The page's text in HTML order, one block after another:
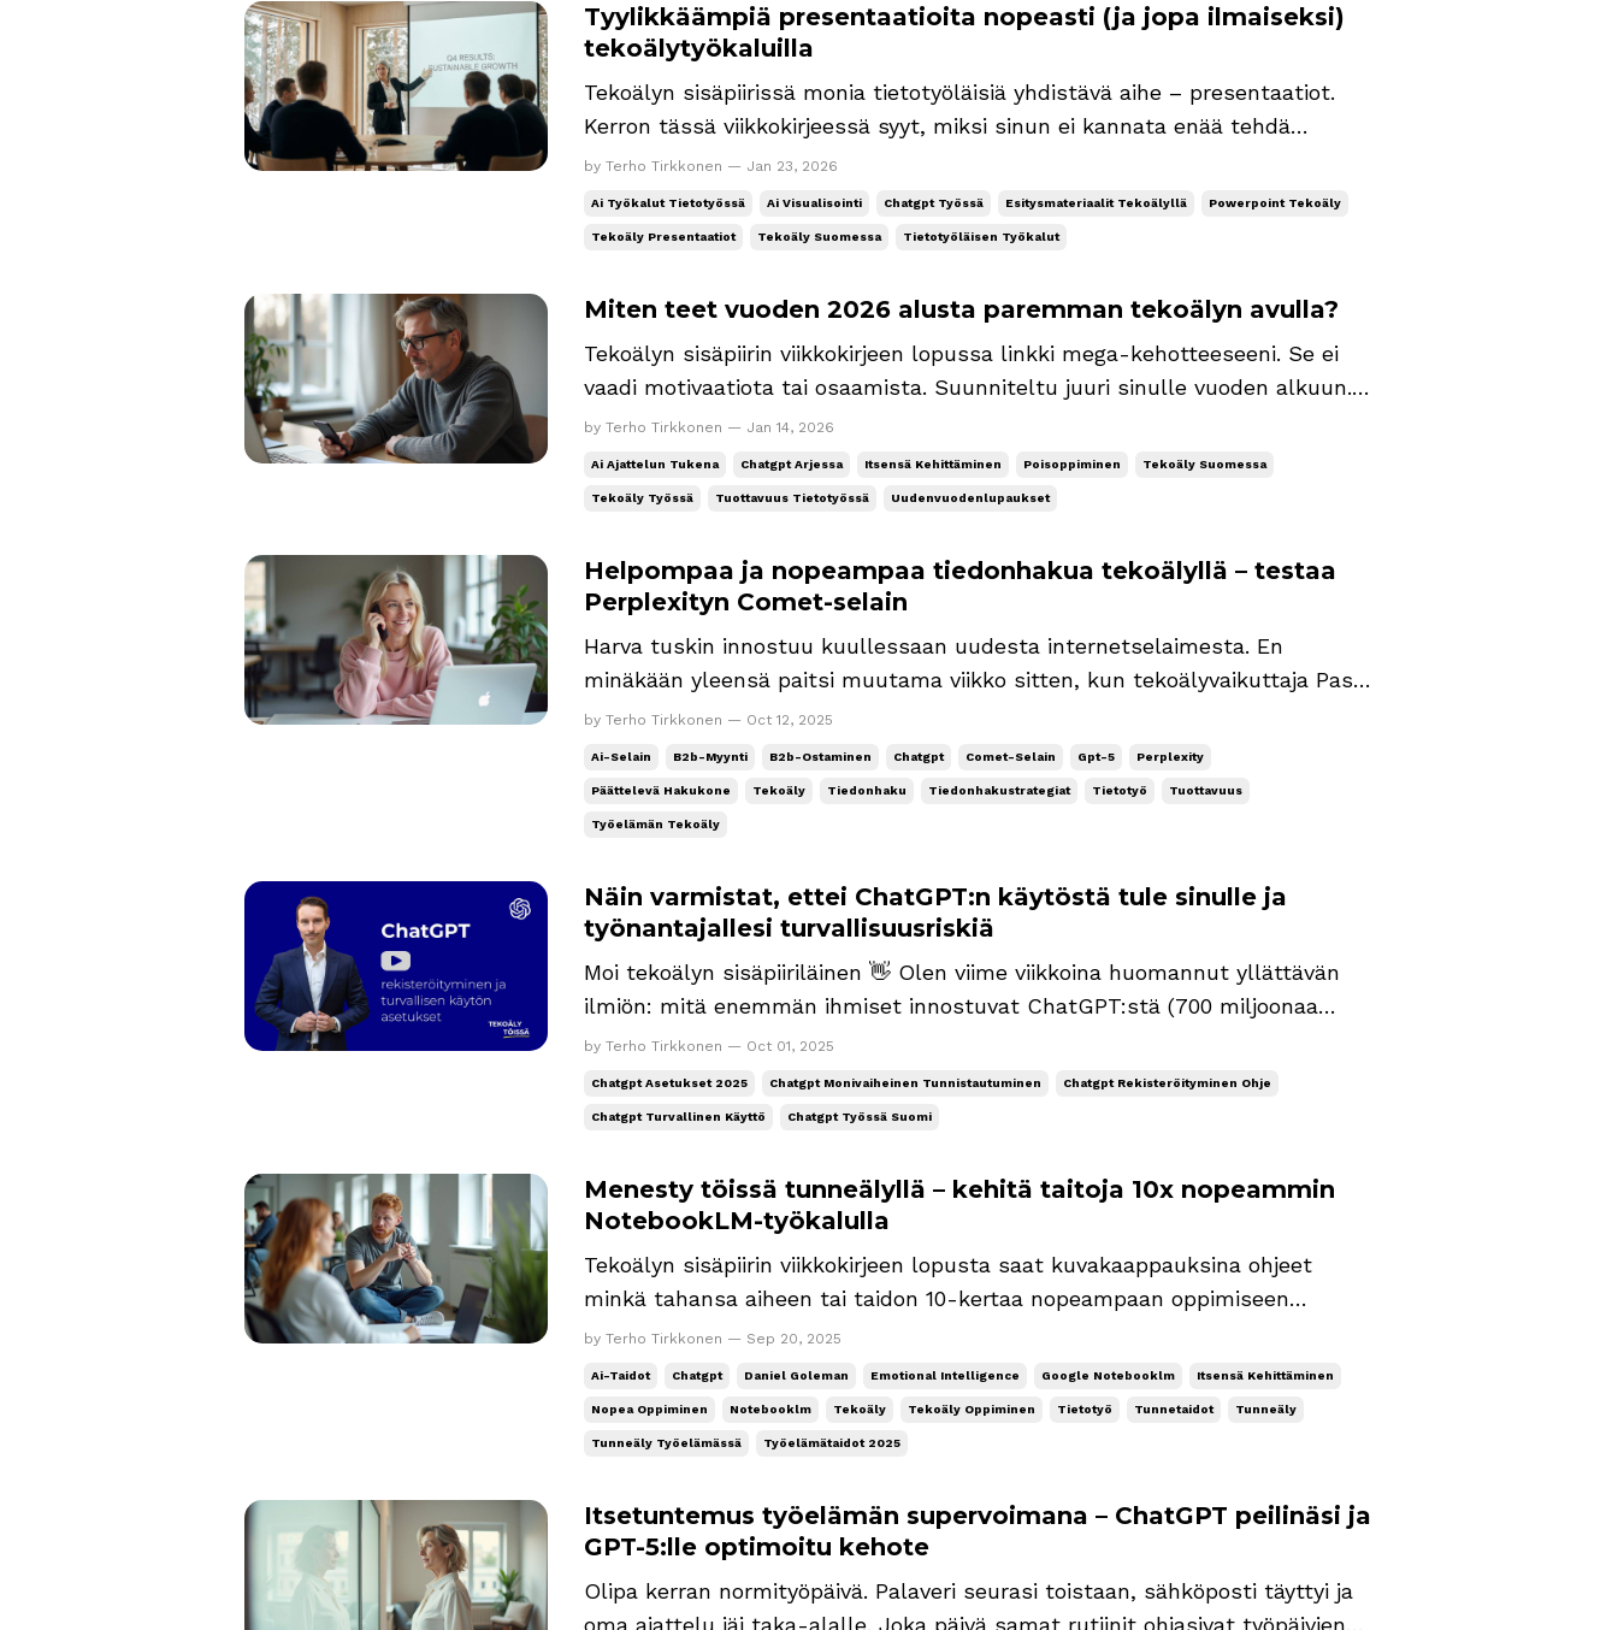
Tyylikkäämpiä presentaatioita nopeasti (ja jopa ilmaiseksi)
tekoälytyökaluilla
Tekoälyn sisäpiirissä monia tietotyöläisiä yhdistävä aihe – presentaatiot.
Kerron tässä viikkokirjeessä syyt, miksi sinun ei kannata enää tehdä
presentaatioita vanhalla tavalla. Jaan tietenkin myös omat vinkkini hyviin
työkaluihin ja työnkulkuihin. Tekoäly tekee presentaatioista visuaalisesti
näy...
by Terho Tirkkonen — Jan 23, 2026
Ai Työkalut Tietotyössä Ai Visualisointi Chatgpt Työssä Esitysmateriaalit Tekoälyllä Powerpoint Tekoäly
Tekoäly Presentaatiot Tekoäly Suomessa Tietotyöläisen Työkalut
Miten teet vuoden 2026 alusta paremman tekoälyn avulla?
Tekoälyn sisäpiirin viikkokirjeen lopussa linkki mega-kehotteeseeni. Se ei
vaadi motivaatiota tai osaamista. Suunniteltu juuri sinulle vuoden alkuun.
💡 Tiesitkö, että tammikuun 2. perjantai tunnetaan maailmalla nimellä
Quitter’s Day – luovuttajien päivä. Tänä vuonna se osui jo perjantaille 9.1. j...
by Terho Tirkkonen — Jan 14, 2026
Ai Ajattelun Tukena Chatgpt Arjessa Itsensä Kehittäminen Poisoppiminen Tekoäly Suomessa
Tekoäly Työssä Tuottavuus Tietotyössä Uudenvuodenlupaukset
Helpompaa ja nopeampaa tiedonhakua tekoälyllä – testaa
Perplexityn Comet-selain
Harva tuskin innostuu kuullessaan uudesta internetselaimesta. En
minäkään yleensä paitsi muutama viikko sitten, kun tekoälyvaikuttaja Pasi
Örn jakoi minulle kutsun Perplexityn Comet-selaimeen. Kiitos! Se ei ole
vielä korvannut Chromen, Safarin ja Edgen käyttöäni, jokaiselle on paikka
liiketoiminn...
by Terho Tirkkonen — Oct 12, 2025
Ai-Selain B2b-Myynti B2b-Ostaminen Chatgpt Comet-Selain Gpt-5 Perplexity
Päättelevä Hakukone Tekoäly Tiedonhaku Tiedonhakustrategiat Tietotyö Tuottavuus
Työelämän Tekoäly
Näin varmistat, ettei ChatGPT:n käytöstä tule sinulle ja
työnantajallesi turvallisuusriskiä
Moi tekoälyn sisäpiiriläinen 👋 Olen viime viikkoina huomannut yllättävän
ilmiön: mitä enemmän ihmiset innostuvat ChatGPT:stä (700 miljoonaa
viikkokäyttäjää ja luku kasvaa), sitä vähemmän kiinnostavat ne kaikkein
tärkeimmät perusasiat kuten tietoturva ja tietosuoja. Moni suomalainen
asiantuntija, ...
by Terho Tirkkonen — Oct 01, 2025
Chatgpt Asetukset 2025 Chatgpt Monivaiheinen Tunnistautuminen Chatgpt Rekisteröityminen Ohje
Chatgpt Turvallinen Käyttö Chatgpt Työssä Suomi
Menesty töissä tunneälyllä – kehitä taitoja 10x nopeammin
NotebookLM-työkalulla
Tekoälyn sisäpiirin viikkokirjeen lopusta saat kuvakaappauksina ohjeet
minkä tahansa aiheen tai taidon 10-kertaa nopeampaan oppimiseen
Googlen NotebookLM-työkalulla. Aluksi kerron tunneälystä ja käytän sitä
lopussa esimerkkinä, koska se on mielestäni yksi kuudesta tekoälyn
aikakauden tärkeimmästä...
by Terho Tirkkonen — Sep 20, 2025
Ai-Taidot Chatgpt Daniel Goleman Emotional Intelligence Google Notebooklm Itsensä Kehittäminen
Nopea Oppiminen Notebooklm Tekoäly Tekoäly Oppiminen Tietotyö Tunnetaidot Tunneäly
Tunneäly Työelämässä Työelämätaidot 2025
Itsetuntemus työelämän supervoimana – ChatGPT peilinäsi ja
GPT-5:lle optimoitu kehote
Olipa kerran normityöpäivä. Palaveri seurasi toistaan, sähköposti täyttyi ja
oma ajattelu jäi taka-alalle. Joka päivä samat rutiinit ohjasivat työpäivien